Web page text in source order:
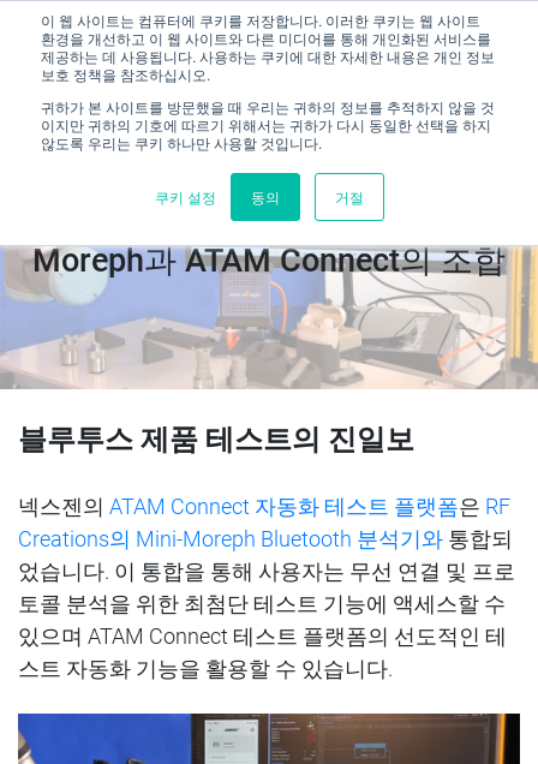
이 웹 사이트는 컴퓨터에 쿠키를 저장합니다. 이러한 쿠키는 웹 사이트
환경을 개선하고 이 웹 사이트와 다른 미디어를 통해 개인화된 서비스를
제공하는 데 사용됩니다. 사용하는 쿠키에 대한 자세한 내용은 개인 정보
보호 정책을 참조하십시오.
귀하가 본 사이트를 방문했을 때 우리는 귀하의 정보를 추적하지 않을 것
이지만 귀하의 기호에 따르기 위해서는 귀하가 다시 동일한 선택을 하지
않도록 우리는 쿠키 하나만 사용할 것입니다.
쿠키 설정 동의 거절
블루투스 자동화 테스트: Mini-
Moreph과 ATAM Connect의 조합
블루투스 제품 테스트의 진일보
넥스젠의 ATAM Connect 자동화 테스트 플랫폼은 RF
Creations의 Mini-Moreph Bluetooth 분석기와 통합되
었습니다. 이 통합을 통해 사용자는 무선 연결 및 프로
토콜 분석을 위한 최첨단 테스트 기능에 액세스할 수
있으며 ATAM Connect 테스트 플랫폼의 선도적인 테
스트 자동화 기능을 활용할 수 있습니다.